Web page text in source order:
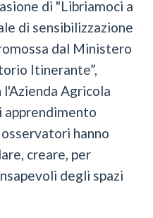
di "Libriamoci a
di sensibilizzazione
dal Ministero
Itinerante”,
l'Azienda Agricola
apprendimento
hanno
creare, per
degli spazi